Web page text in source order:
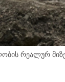
რეალურ